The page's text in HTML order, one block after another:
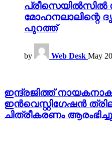
പ്രീസെയിൽസിൽ
മോഹനലാലിന്റെ
പുറത്ത്
by Web Desk May
ഇന്ദ്രജിത്ത്
ഇൻവെസ്റ്റിഗേഷൻ
ചിത്രീകരണം